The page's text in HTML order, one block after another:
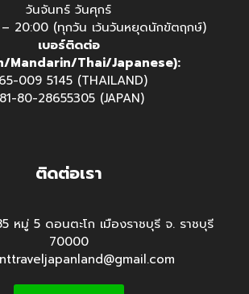
วันจันทร์ วันศุกร์
20:00 (ทุกวัน เว้นวันหยุดนักขัตฤกษ์)
เบอร์ติดต่อ
Mandarin/Thai/Japanese):
009 5145 (THAILAND)
80-28655305 (JAPAN)
ติดต่อเรา
หมู่ 5 ดอนตะโก เมืองราชบุรี จ. ราชบุรี
70000